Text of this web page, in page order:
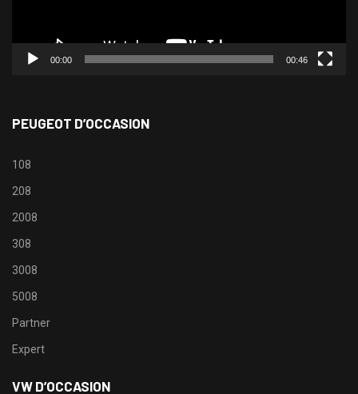
00:00 00:46
PEUGEOT D’OCCASION
108
208
2008
308
3008
5008
Partner
Expert
VW D’OCCASION